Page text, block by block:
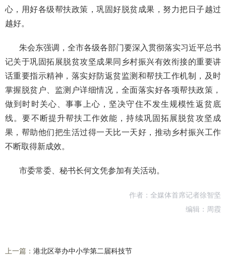
心，用好各级帮扶政策，巩固好脱贫成果，努力把日子越过
越好。
朱会东强调，全市各级各部门要深入贯彻落实习近平总书
记关于巩固拓展脱贫攻坚成果同乡村振兴有效衔接的重要讲
话重要指示精神，落实好防返贫监测和帮扶工作机制，及时
掌握脱贫户、监测户详细情况，全面落实好各项帮扶政策，
做到时时关心、事事上心，坚决守住不发生规模性返贫底
线。要不断提升帮扶工作效能，持续巩固拓展脱贫攻坚成
果，帮助他们把生活过得一天比一天好，推动乡村振兴工作
不断取得新成效。
市委常委、秘书长何文凭参加有关活动。
作者：全媒体首席记者徐智坚
编辑：周霞
上一篇： 港北区举办中小学第二届科技节